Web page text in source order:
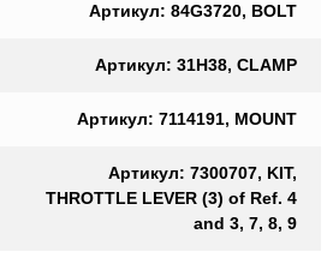
Артикул: 84G3720, BOLT
Артикул: 31H38, CLAMP
Артикул: 7114191, MOUNT
Артикул: 7300707, KIT,
THROTTLE LEVER (3) of Ref. 4
and 3, 7, 8, 9